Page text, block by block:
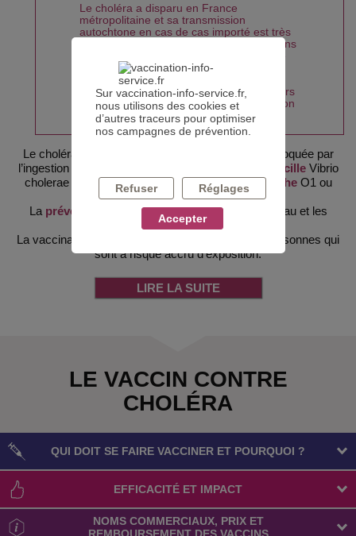
Le choléra a disparu en France
métropolitaine et sa transmission
autochtone en cas de cas importé est très
peu probable du fait des bonnes conditions
du système de santé.
Une épidémie a débuté à Mayotte en mars
2024, et des actions ciblées de vaccination
ont été mises en œuvre.
Le choléra est une infection diarrhéique aiguë provoquée par
l’ingestion d’aliments ou d’eau contaminés par le
bacilleVibrio
cholerae producteur detoxine cholérique desoucheO1 ou
O139.
La prévention
repose sur l’assainissement de l’eau et les
mesures d’hygiène.
La vaccination peut être recommandée pour les personnes qui
sont à risque accru d'exposition.
LIRE LA SUITE
LE VACCIN CONTRE
CHOLÉRA
QUI DOIT SE FAIRE VACCINER ET POURQUOI ?
EFFICACITÉ ET IMPACT
NOMS COMMERCIAUX, PRIX ET
Sur vaccination-info-service.fr,
nous utilisons des cookies et
d’autres traceurs pour optimiser
nos campagnes de prévention.
Refuser Réglages
Accepter